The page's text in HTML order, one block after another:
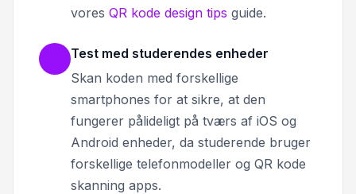
vores QR kode design tips guide.
Test med studerendes enheder
Skan koden med forskellige
smartphones for at sikre, at den
fungerer pålideligt på tværs af iOS og
Android enheder, da studerende bruger
forskellige telefonmodeller og QR kode
skanning apps.